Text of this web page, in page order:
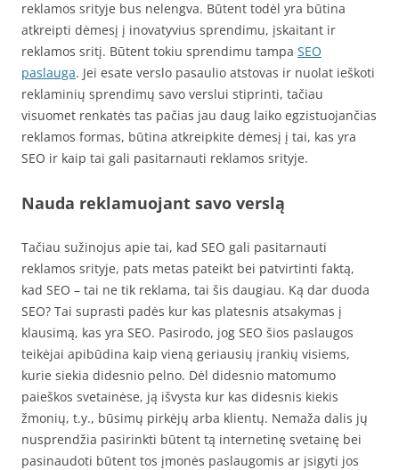
reklamos srityje bus nelengva. Būtent todėl yra būtina
atkreipti dėmesį į inovatyvius sprendimu, įskaitant ir
reklamos sritį. Būtent tokiu sprendimu tampa SEO
paslauga. Jei esate verslo pasaulio atstovas ir nuolat ieškoti
reklaminių sprendimų savo verslui stiprinti, tačiau
visuomet renkatės tas pačias jau daug laiko egzistuojančias
reklamos formas, būtina atkreipkite dėmesį į tai, kas yra
SEO ir kaip tai gali pasitarnauti reklamos srityje.
Nauda reklamuojant savo verslą
Tačiau sužinojus apie tai, kad SEO gali pasitarnauti
reklamos srityje, pats metas pateikt bei patvirtinti faktą,
kad SEO – tai ne tik reklama, tai šis daugiau. Ką dar duoda
SEO? Tai suprasti padės kur kas platesnis atsakymas į
klausimą, kas yra SEO. Pasirodo, jog SEO šios paslaugos
teikėjai apibūdina kaip vieną geriausių įrankių visiems,
kurie siekia didesnio pelno. Dėl didesnio matomumo
paieškos svetainėse, ją išvysta kur kas didesnis kiekis
žmonių, t.y., būsimų pirkėjų arba klientų. Nemaža dalis jų
nusprendžia pasirinkti būtent tą internetinę svetainę bei
pasinaudoti būtent tos įmonės paslaugomis ar įsigyti jos